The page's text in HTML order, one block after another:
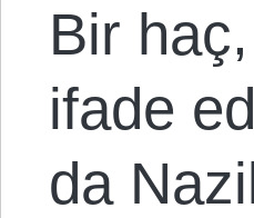
Bir
ifade
da